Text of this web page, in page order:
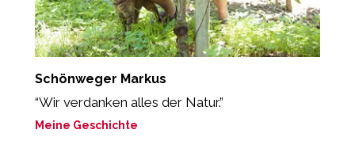
Schönweger Markus
“Wir verdanken alles der Natur.”
Meine Geschichte